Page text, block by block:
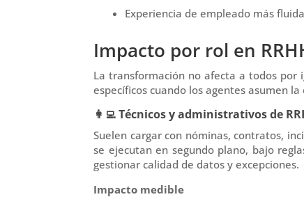
Experiencia de empleado más
Impacto por rol en
La transformación no afecta a todos
específicos cuando los agentes asumen
👩‍💻 Técnicos y administrativos de
Suelen cargar con nóminas, contratos,
se ejecutan en segundo plano, bajo
gestionar calidad de datos y excepciones.
Impacto medible